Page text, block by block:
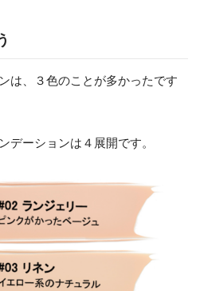
は、３色のことが多かったです
デーションは４展開です。